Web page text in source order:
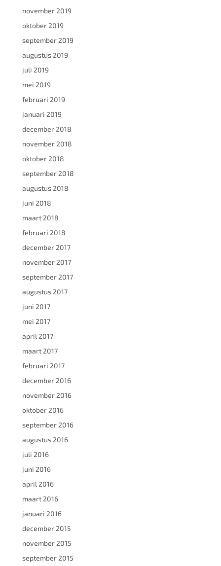
november 2019
oktober 2019
september 2019
augustus 2019
juli 2019
mei 2019
februari 2019
januari 2019
december 2018
november 2018
oktober 2018
september 2018
augustus 2018
juni 2018
maart 2018
februari 2018
december 2017
november 2017
september 2017
augustus 2017
juni 2017
mei 2017
april 2017
maart 2017
februari 2017
december 2016
november 2016
oktober 2016
september 2016
augustus 2016
juli 2016
juni 2016
april 2016
maart 2016
januari 2016
december 2015
november 2015
september 2015